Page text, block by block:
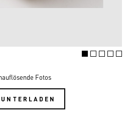
Fotos